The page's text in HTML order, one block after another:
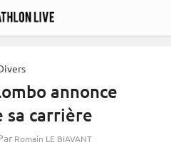
annonce
sa carrière
Romain LE BIAVANT